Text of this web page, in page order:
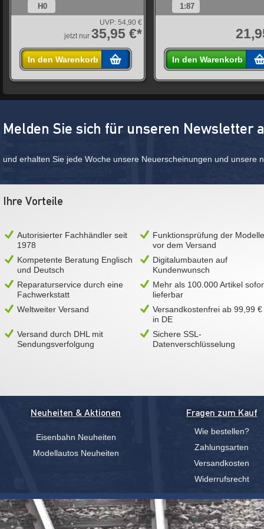
H0
UVP: 54,90 €
jetzt nur 35,95 €*
In den Warenkorb
1:87
In den Warenkorb
Melden Sie sich für unseren Newsletter
und erhalten Sie jede Woche unsere Neuerscheinungen und unsere
Ihre Vorteile
Autorisierter Fachhändler seit
1978
Funktionsprüfung der Modelle
vor dem Versand
Kompetente Beratung Englisch
und Deutsch
Digitalumbauten auf
Kundenwunsch
Reparaturservice durch eine
Fachwerkstatt
Mehr als 100.000 Artikel
lieferbar
Weltweiter Versand
Versandkostenfrei ab 99,99 €
in DE
Versand durch DHL mit
Sendungsverfolgung
Sichere SSL-
Datenverschlüsselung
Neuheiten & Aktionen
Eisenbahn Neuheiten
Modellautos Neuheiten
Fragen zum Kauf
Wie bestellen?
Zahlungsarten
Versandkosten
Widerrufsrecht